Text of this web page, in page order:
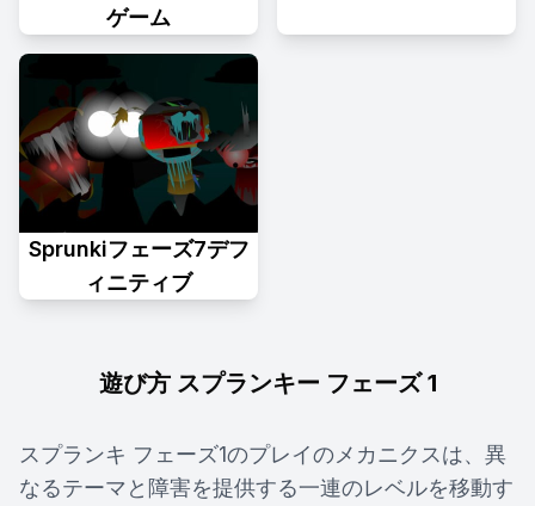
ゲーム
Sprunkiフェーズ7デフ
ィニティブ
遊び方 スプランキー フェーズ 1
スプランキ フェーズ1のプレイのメカニクスは、異
なるテーマと障害を提供する一連のレベルを移動す